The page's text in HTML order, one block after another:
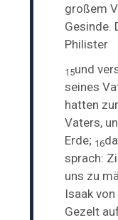
großem
Gesinde.
Philister
15und
seines
hatten
Vaters,
Erde; 16
sprach:
uns zu
Isaak
Gezelt